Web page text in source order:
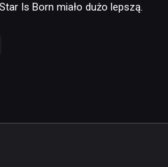
Is Born miało dużo lepszą.